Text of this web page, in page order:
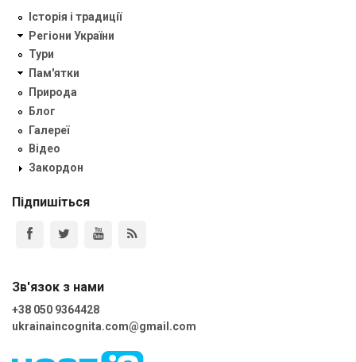
Історія і традиції
Регіони України
Тури
Пам'ятки
Природа
Блог
Галереї
Відео
Закордон
Підпишіться
Зв'язок з нами
+38 050 9364428
ukrainaincognita.com@gmail.com